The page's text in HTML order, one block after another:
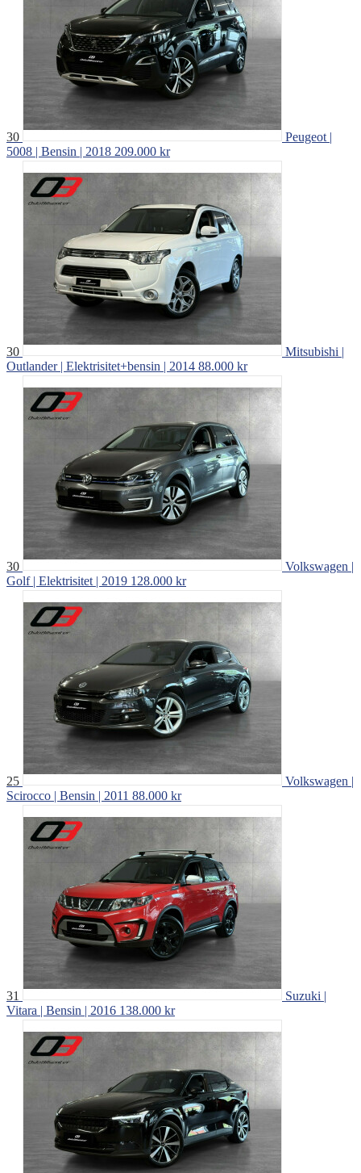
30
Peugeot |
5008 | Bensin | 2018 209.000 kr
30
Mitsubishi |
Outlander | Elektrisitet+bensin | 2014 88.000 kr
30
Volkswagen |
Golf | Elektrisitet | 2019 128.000 kr
25
Volkswagen |
Scirocco | Bensin | 2011 88.000 kr
31
Suzuki |
Vitara | Bensin | 2016 138.000 kr